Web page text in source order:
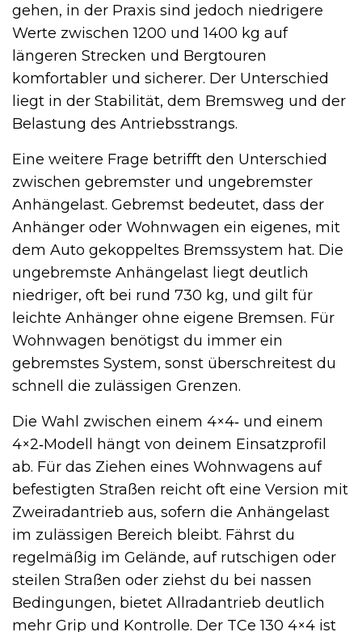
gehen, in der Praxis sind jedoch niedrigere
Werte zwischen 1200 und 1400 kg auf
längeren Strecken und Bergtouren
komfortabler und sicherer. Der Unterschied
liegt in der Stabilität, dem Bremsweg und der
Belastung des Antriebsstrangs.
Eine weitere Frage betrifft den Unterschied
zwischen gebremster und ungebremster
Anhängelast. Gebremst bedeutet, dass der
Anhänger oder Wohnwagen ein eigenes, mit
dem Auto gekoppeltes Bremssystem hat. Die
ungebremste Anhängelast liegt deutlich
niedriger, oft bei rund 730 kg, und gilt für
leichte Anhänger ohne eigene Bremsen. Für
Wohnwagen benötigst du immer ein
gebremstes System, sonst überschreitest du
schnell die zulässigen Grenzen.
Die Wahl zwischen einem 4×4‑ und einem
4×2‑Modell hängt von deinem Einsatzprofil
ab. Für das Ziehen eines Wohnwagens auf
befestigten Straßen reicht oft eine Version mit
Zweiradantrieb aus, sofern die Anhängelast
im zulässigen Bereich bleibt. Fährst du
regelmäßig im Gelände, auf rutschigen oder
steilen Straßen oder ziehst du bei nassen
Bedingungen, bietet Allradantrieb deutlich
mehr Grip und Kontrolle. Der TCe 130 4×4 ist